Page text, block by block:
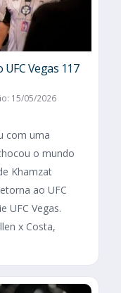
Vegas 117
15/05/2026
com uma
o mundo
Khamzat
ao UFC
UFC Vegas.
x Costa,